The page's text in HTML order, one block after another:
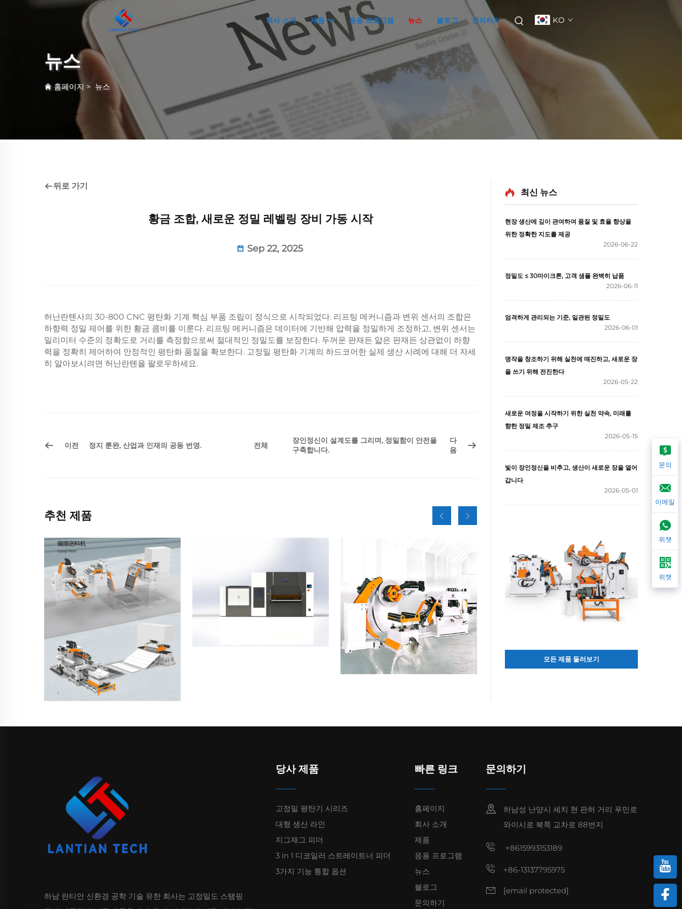
회사 소개 제품 응용 프로그램 뉴스 블로그 문의하기 KO
뉴스
홈페이지 > 뉴스
뒤로 가기
황금 조합, 새로운 정밀 레벨링 장비 가동 시작
Sep 22, 2025
허난란톈사의 30-800 CNC 평탄화 기계 핵심 부품 조립이 정식으로 시작되었다. 리프팅 메커니즘과 변위 센서의 조합은
하향력 정밀 제어를 위한 황금 콤비를 이룬다. 리프팅 메커니즘은 데이터에 기반해 압력을 정밀하게 조정하고, 변위 센서는
밀리미터 수준의 정확도로 거리를 측정함으로써 절대적인 정밀도를 보장한다. 두꺼운 판재든 얇은 판재든 상관없이 하향
력을 정확히 제어하여 안정적인 평탄화 품질을 확보한다. 고정밀 평탄화 기계의 하드코어한 실제 생산 사례에 대해 더 자세
히 알아보시려면 허난란톈을 팔로우하세요.
이전 정지 룬완, 산업과 인재의 공동 번영. 전체
장인정신이 설계도를 그리며, 정밀함이 안전을
구축합니다.
다
음
추천 제품
최신 뉴스
현장 생산에 깊이 관여하여 품질 및 효율 향상을
위한 정확한 지도를 제공
2026-06-22
정밀도 ≤ 30마이크론, 고객 샘플 완벽히 납품
2026-06-11
엄격하게 관리되는 기준, 일관된 정밀도
2026-06-01
명작을 창조하기 위해 실천에 매진하고, 새로운 장
을 쓰기 위해 전진한다
2026-05-22
새로운 여정을 시작하기 위한 실천 약속, 미래를
향한 정밀 제조 추구
2026-05-15
빛이 장인정신을 비추고, 생산이 새로운 장을 열어
갑니다
2026-05-01
모든 제품 둘러보기
문의
이메일
위챗
위챗
하남 란티안 신환경 공학 기술 유한 회사는 고정밀도 스탬핑
당사 제품
고정밀 평탄기 시리즈
대형 생산 라인
지그재그 피더
3 in 1 디코일러 스트레이트너 피더
3가지 기능 통합 옵션
빠른 링크
홈페이지
회사 소개
제품
응용 프로그램
뉴스
블로그
문의하기
문의하기
하남성 난양시 셰치 현 판허 거리 푸민로
와이시로 북쪽 교차로 88번지
+8615993153189
+86-13137795975
[email protected]